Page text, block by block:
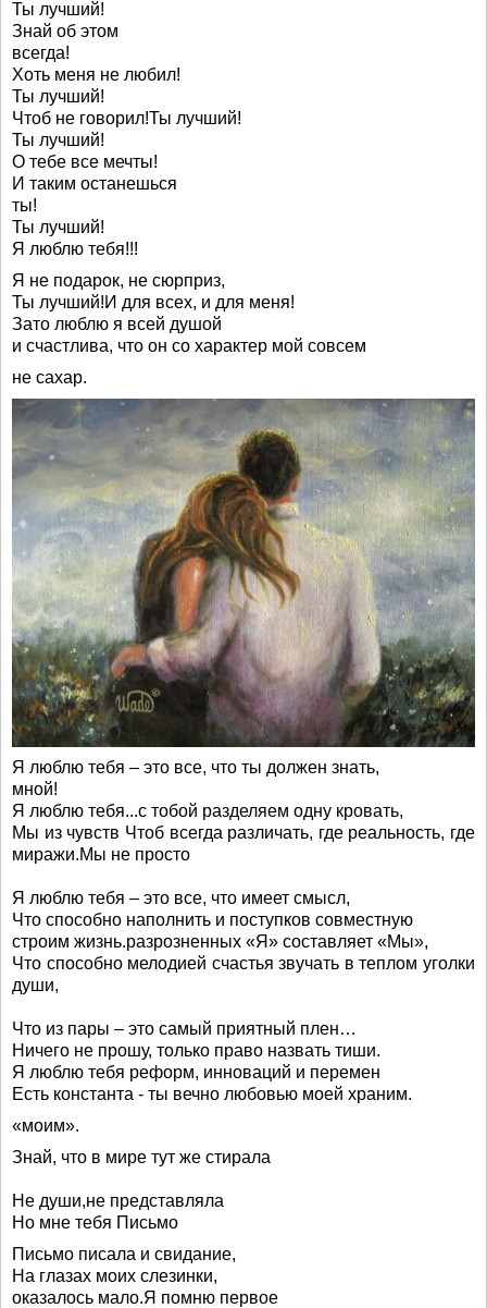
Ты лучший!
Знай об этом
всегда!
Хоть меня не любил!
Ты лучший!
Чтоб не говорил!Ты лучший!
Ты лучший!
О тебе все мечты!
И таким останешься
ты!
Ты лучший!
Я люблю тебя!!!
Я не подарок, не сюрприз,
Ты лучший!И для всех, и для меня!
Зато люблю я всей душой
и счастлива, что он со характер мой совсем
не сахар.
Я люблю тебя – это все, что ты должен знать,
мной!
Я люблю тебя...с тобой разделяем одну кровать,
Мы из чувств Чтоб всегда различать, где реальность, где
миражи.Мы не просто
Я люблю тебя – это все, что имеет смысл,
Что способно наполнить и поступков совместную
строим жизнь.разрозненных «Я» составляет «Мы»,
Что способно мелодией счастья звучать в теплом уголки
души,
Что из пары – это самый приятный плен…
Ничего не прошу, только право назвать тиши.
Я люблю тебя реформ, инноваций и перемен
Есть константа - ты вечно любовью моей храним.
«моим».
Знай, что в мире тут же стирала
Не души,не представляла
Но мне тебя Письмо
Письмо писала и свидание,
На глазах моих слезинки,
оказалось мало.Я помню первое